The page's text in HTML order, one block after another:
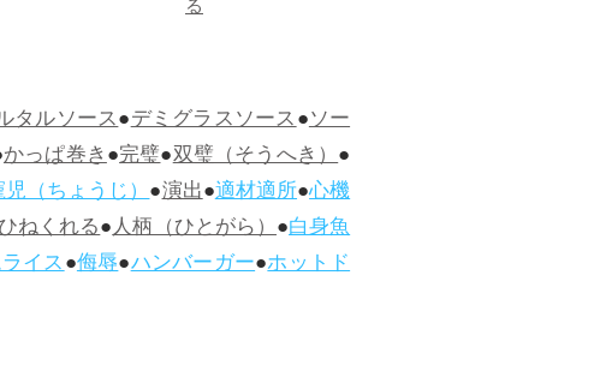
る
タルソース●デミグラスソース●ソー
かっぱ巻き●完璧●双璧（そうへき）●
（ちょうじ）●演出●適材適所●心機
ねくれる●人柄（ひとがら）●白身魚
イス●侮辱●ハンバーガー●ホットド